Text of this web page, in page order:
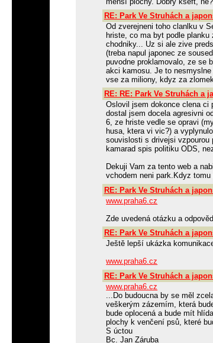
RE: Park Ve Struhách a
Od zverejneni toho clanlku v
hriste, co ma byt podle
chodniky... Uz si ale zive
(treba napul japonec ze
puvodne proklamovalo, ze se
akci kamosu. Je to
vse za miliony, kdyz za
RE: RE: Park Ve Struhách a
Oslovil jsem dokonce clena ci
dostal jsem docela agresivni
6, ze hriste vedle se opravi
husa, ktera vi vic?) a
souvislosti s drivejsi vzpourou
kamarad spis politiku ODS,
Dekuji Vam za tento web a
vchodem neni park.Kdyz
RE: Park Ve Struhách a
www.praha6.cz
Zde uvedená otázku a
RE: Park Ve Struhách a
Ještě lepší ukázka
www.praha6.cz
RE: Park Ve Struhách a
www.praha6.cz
...Do budoucna by se měl
veškerým zázemím, která
bude oplocená a bude mít
plochy k venčení psů, které
S úctou
Bc. Jan Záruba